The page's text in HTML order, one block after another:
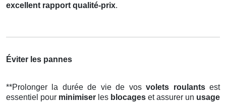
excellent rapport qualité-prix.
Éviter les pannes
**Prolonger la durée de vie de vosvolets roulantsest
essentiel pour minimiser les blocages et assurer un usage